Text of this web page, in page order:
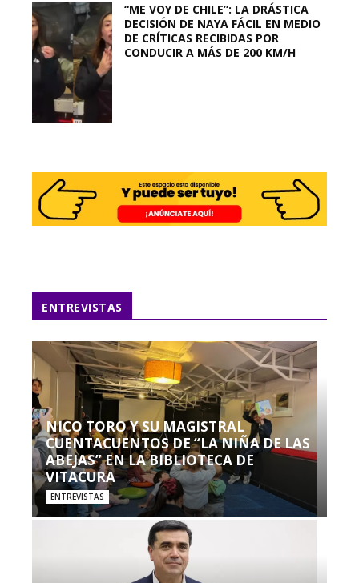
“ME VOY DE CHILE”: LA DRÁSTICA
DECISIÓN DE NAYA FÁCIL EN MEDIO
DE CRÍTICAS RECIBIDAS POR
CONDUCIR A MÁS DE 200 KM/H
ENTREVISTAS
NICO TORO Y SU MAGISTRAL
CUENTACUENTOS DE “LA NIÑA DE LAS
ABEJAS” EN LA BIBLIOTECA DE
VITACURA
ENTREVISTAS